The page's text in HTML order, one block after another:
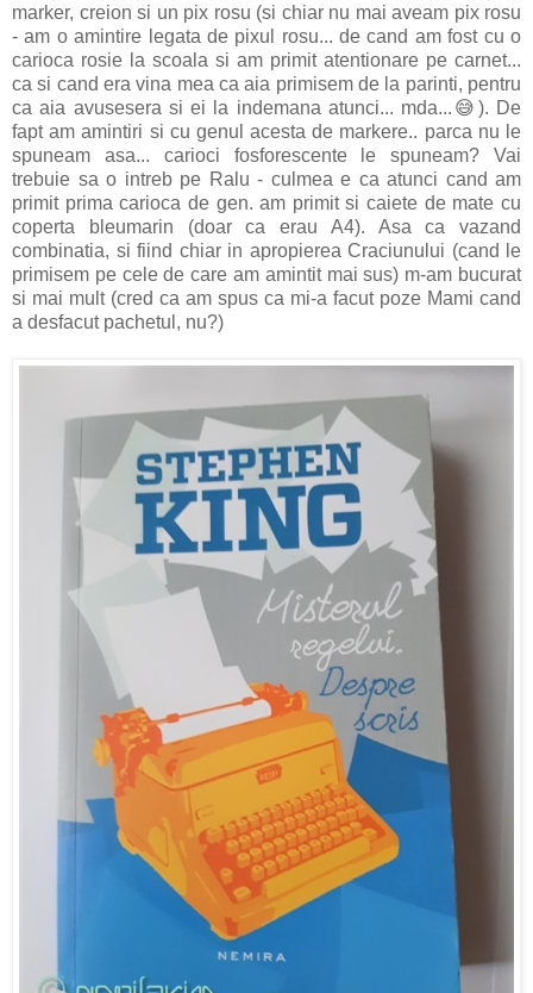
marker, creion si un pix rosu (si chiar nu mai aveam pix rosu
- am o amintire legata de pixul rosu... de cand am fost cu o
carioca rosie la scoala si am primit atentionare pe carnet...
ca si cand era vina mea ca aia primisem de la parinti, pentru
ca aia avusesera si ei la indemana atunci... mda...😅). De
fapt am amintiri si cu genul acesta de markere.. parca nu le
spuneam asa... carioci fosforescente le spuneam? Vai
trebuie sa o intreb pe Ralu - culmea e ca atunci cand am
primit prima carioca de gen. am primit si caiete de mate cu
coperta bleumarin (doar ca erau A4). Asa ca vazand
combinatia, si fiind chiar in apropierea Craciunului (cand le
primisem pe cele de care am amintit mai sus) m-am bucurat
si mai mult (cred ca am spus ca mi-a facut poze Mami cand
a desfacut pachetul, nu?)